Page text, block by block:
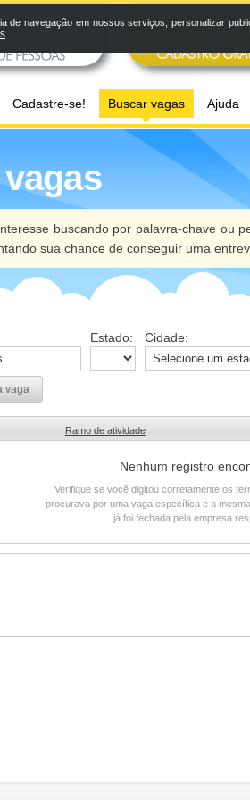
Cadastre-se! Buscar vagas Ajuda
buscando por palavra-chave ou
sua chance de conseguir uma
Estado: Cidade:
vaga
Ramo de atividade
Nenhum registro
Verifique se você digitou corretamente os
procurava por uma vaga específica e a
já foi fechada pela empresa
navegação em nossos serviços, personalizar